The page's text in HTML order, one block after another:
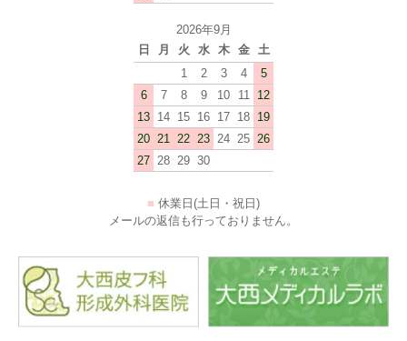
2026年9月
日
月 火 水 木 金
土
1
2 3 4
5
6
7 8 9 10 11
12
13 14 15 16 17 18 19
20 21 22 23 24 25 26
27 28 29 30
■ 休業日(土日・祝日)
メールの返信も行っておりません。